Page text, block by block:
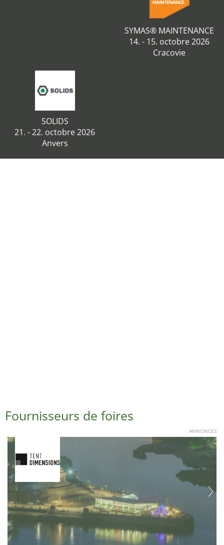
SYMAS® MAINTENANCE
14. - 15. octobre 2026
Cracovie
SOLIDS
21. - 22. octobre 2026
Anvers
Fournisseurs de foires
ANNONCES